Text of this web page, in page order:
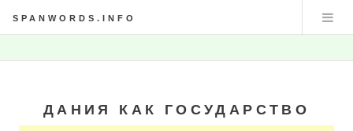
SPANWORDS.INFO
ДАНИЯ КАК ГОСУДАРСТВО